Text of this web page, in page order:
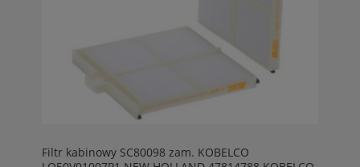
Filtr kabinowy SC80098 zam. KOBELCO